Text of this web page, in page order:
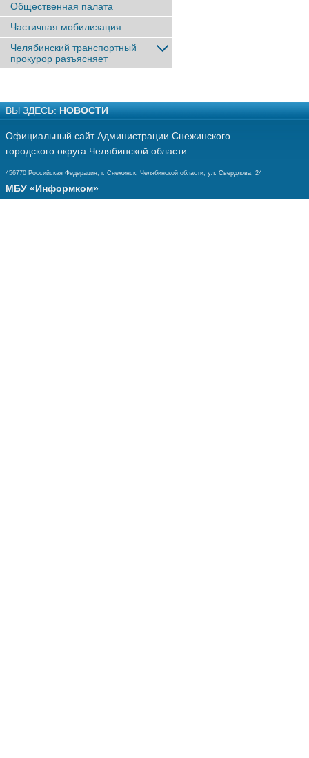
Общественная палата
Частичная мобилизация
Челябинский транспортный
прокурор разъясняет
ВЫ ЗДЕСЬ: НОВОСТИ
Официальный сайт Администрации Снежинского
городского округа Челябинской области
456770 Российская Федерация, г. Снежинск, Челябинской области, ул. Свердлова, 24
МБУ «Информком»